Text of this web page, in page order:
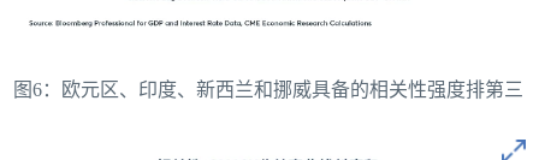
图6：欧元区、印度、新西兰和挪威具备的相关性强度排第三